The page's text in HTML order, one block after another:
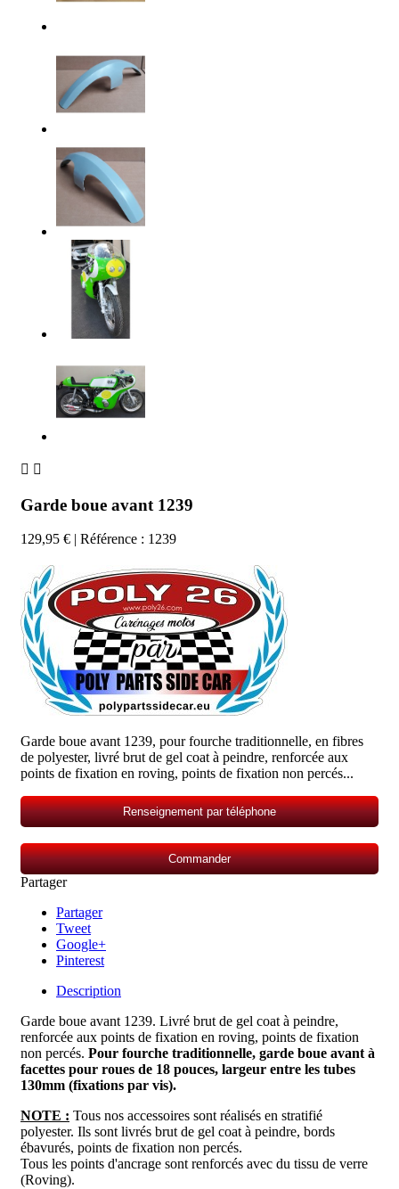
 
Garde boue avant 1239
129,95 € | Référence : 1239
Garde boue avant 1239, pour fourche traditionnelle, en fibres
de polyester, livré brut de gel coat à peindre, renforcée aux
points de fixation en roving, points de fixation non percés...
Renseignement par téléphone
Commander
Partager
Partager
Tweet
Google+
Pinterest
Description
Garde boue avant 1239. Livré brut de gel coat à peindre,
renforcée aux points de fixation en roving, points de fixation
non percés. Pour fourche traditionnelle, garde boue avant à
facettes pour roues de 18 pouces, largeur entre les tubes
130mm (fixations par vis).
NOTE : Tous nos accessoires sont réalisés en stratifié
polyester. Ils sont livrés brut de gel coat à peindre, bords
ébavurés, points de fixation non percés.
Tous les points d'ancrage sont renforcés avec du tissu de verre
(Roving).